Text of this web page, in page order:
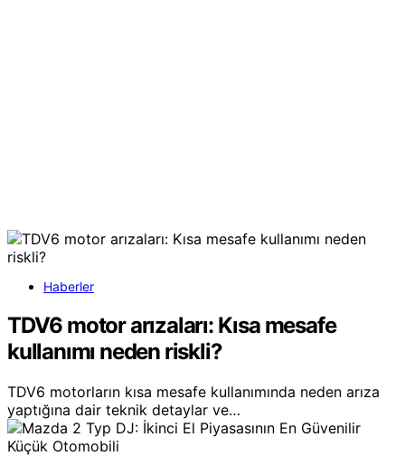
Haberler
TDV6 motor arızaları: Kısa mesafe
kullanımı neden riskli?
TDV6 motorların kısa mesafe kullanımında neden arıza
yaptığına dair teknik detaylar ve…